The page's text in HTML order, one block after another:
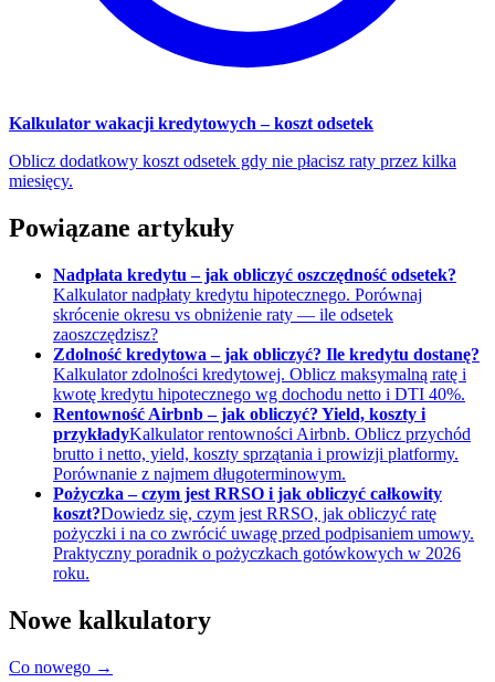
Kalkulator wakacji kredytowych – koszt odsetek
Oblicz dodatkowy koszt odsetek gdy nie płacisz raty przez kilka
miesięcy.
Powiązane artykuły
Nadpłata kredytu – jak obliczyć oszczędność odsetek?
Kalkulator nadpłaty kredytu hipotecznego. Porównaj
skrócenie okresu vs obniżenie raty — ile odsetek
zaoszczędzisz?
Zdolność kredytowa – jak obliczyć? Ile kredytu dostanę?
Kalkulator zdolności kredytowej. Oblicz maksymalną ratę i
kwotę kredytu hipotecznego wg dochodu netto i DTI 40%.
Rentowność Airbnb – jak obliczyć? Yield, koszty i
przykładyKalkulator rentowności Airbnb. Oblicz przychód
brutto i netto, yield, koszty sprzątania i prowizji platformy.
Porównanie z najmem długoterminowym.
Pożyczka – czym jest RRSO i jak obliczyć całkowity
koszt?Dowiedz się, czym jest RRSO, jak obliczyć ratę
pożyczki i na co zwrócić uwagę przed podpisaniem umowy.
Praktyczny poradnik o pożyczkach gotówkowych w 2026
roku.
Nowe kalkulatory
Co nowego →